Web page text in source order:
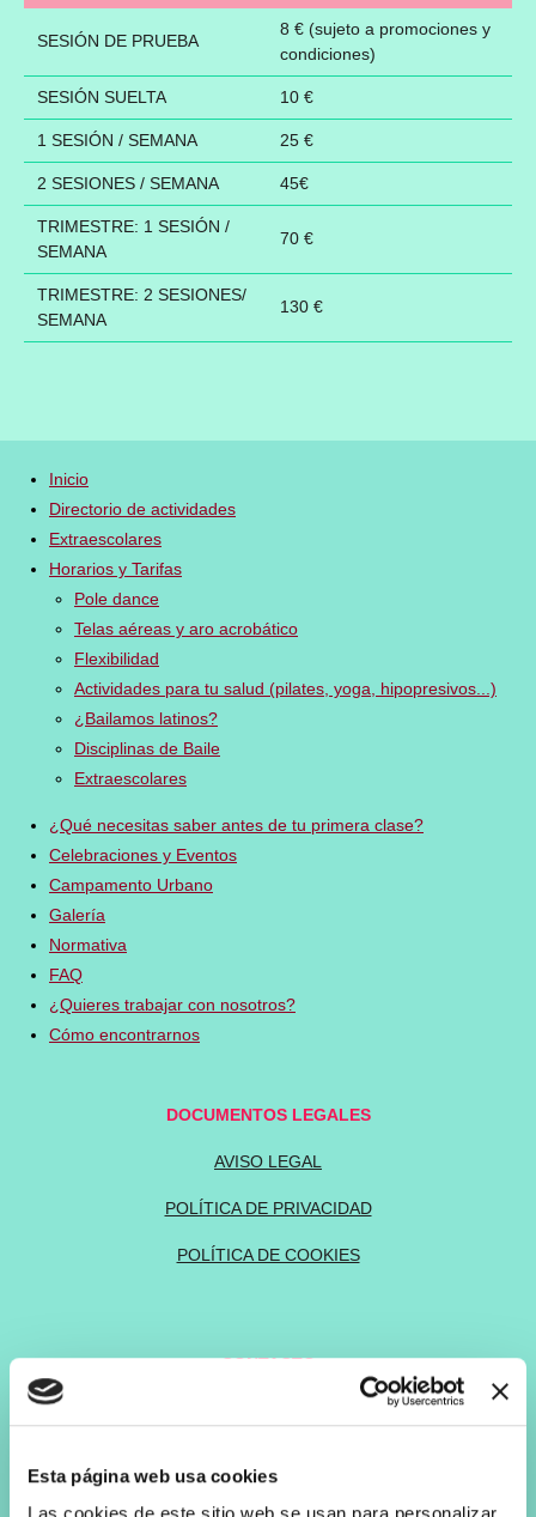
Esta página web usa cookies
SESIÓN DE PRUEBA
8 € (sujeto a promociones y
condiciones)
SESIÓN SUELTA 10 €
1 SESIÓN / SEMANA 25 €
2 SESIONES / SEMANA 45€
TRIMESTRE: 1 SESIÓN /
SEMANA
70 €
TRIMESTRE: 2 SESIONES/
SEMANA
130 €
Inicio
Directorio de actividades
Extraescolares
Horarios y Tarifas
Pole dance
Telas aéreas y aro acrobático
Flexibilidad
Actividades para tu salud (pilates, yoga, hipopresivos...)
¿Bailamos latinos?
Disciplinas de Baile
Extraescolares
¿Qué necesitas saber antes de tu primera clase?
Celebraciones y Eventos
Campamento Urbano
Galería
Normativa
FAQ
¿Quieres trabajar con nosotros?
Cómo encontrarnos
DOCUMENTOS LEGALES
AVISO LEGAL
POLÍTICA DE PRIVACIDAD
POLÍTICA DE COOKIES
CONTACTO
Av. las Retamas 80 - Edf. Ahorramás 1º planta (junto